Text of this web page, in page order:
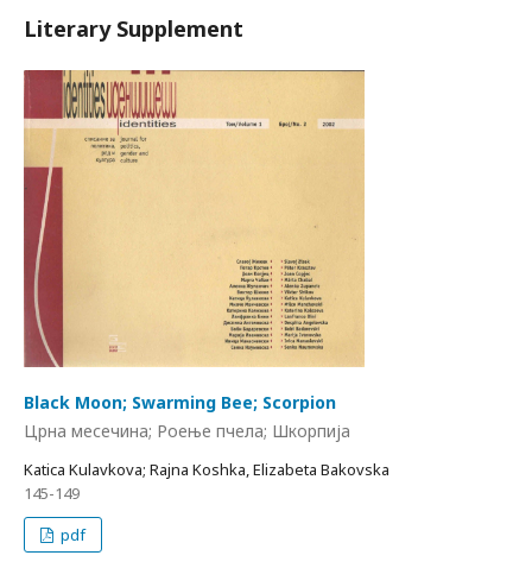
Literary Supplement
Black Moon; Swarming Bee; Scorpion
Црна месечина; Роење пчела; Шкорпија
Katica Kulavkova; Rajna Koshka, Elizabeta Bakovska
145-149
pdf